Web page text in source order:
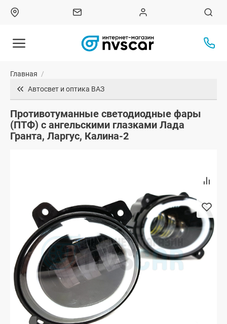
Главная /
Автосвет и оптика ВАЗ
Противотуманные светодиодные фары
(ПТФ) с ангельскими глазками Лада
Гранта, Ларгус, Калина-2